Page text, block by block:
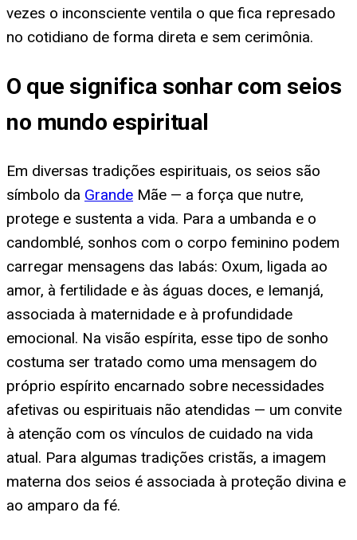
vezes o inconsciente ventila o que fica represado
no cotidiano de forma direta e sem cerimônia.
O que significa sonhar com seios
no mundo espiritual
Em diversas tradições espirituais, os seios são
símbolo da Grande Mãe — a força que nutre,
protege e sustenta a vida. Para a umbanda e o
candomblé, sonhos com o corpo feminino podem
carregar mensagens das Iabás: Oxum, ligada ao
amor, à fertilidade e às águas doces, e Iemanjá,
associada à maternidade e à profundidade
emocional. Na visão espírita, esse tipo de sonho
costuma ser tratado como uma mensagem do
próprio espírito encarnado sobre necessidades
afetivas ou espirituais não atendidas — um convite
à atenção com os vínculos de cuidado na vida
atual. Para algumas tradições cristãs, a imagem
materna dos seios é associada à proteção divina e
ao amparo da fé.